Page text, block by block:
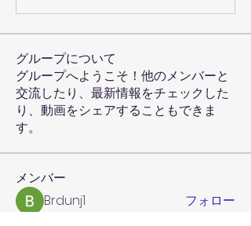
グループについて
グループへようこそ！他のメンバーと
交流したり、最新情報をチェックした
り、動画をシェアすることもできま
す。
メンバー
Brdunj1
フォロー